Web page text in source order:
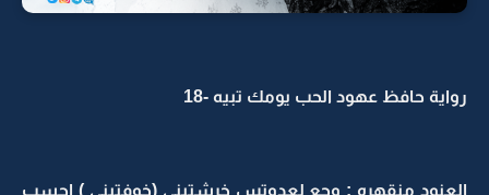
رواية حافظ عهود الحب يومك تبيه -18
العنود منقهره : وجع لعدوتس خرشتيني (خوفتيني ) احسب